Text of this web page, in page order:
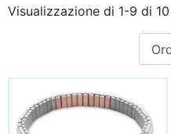
Visualizzazione di 1-9 di